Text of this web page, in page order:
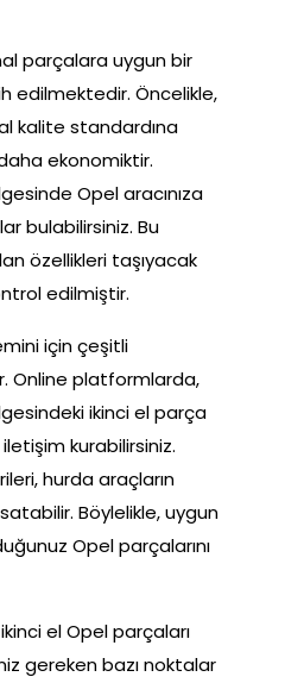
parçalara uygun bir
edilmektedir. Öncelikle,
kalite standardına
ekonomiktir.
Opel aracınıza
bulabilirsiniz. Bu
özellikleri taşıyacak
edilmiştir.
için çeşitli
Online platformlarda,
ikinci el parça
iletişim kurabilirsiniz.
hurda araçların
Böylelikle, uygun
Opel parçalarını
el Opel parçaları
gereken bazı noktalar